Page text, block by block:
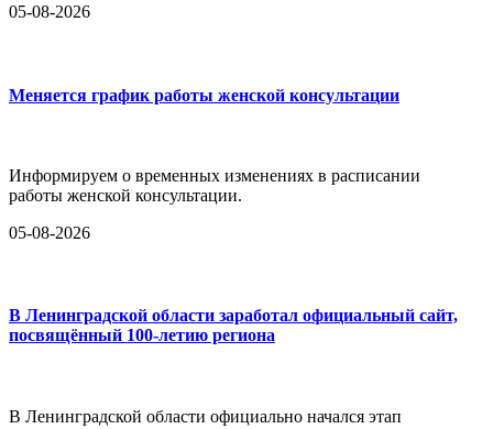
05-08-2026
Меняется график работы женской консультации
Информируем о временных изменениях в расписании
работы женской консультации.
05-08-2026
В Ленинградской области заработал официальный сайт,
посвящённый 100-летию региона
В Ленинградской области официально начался этап